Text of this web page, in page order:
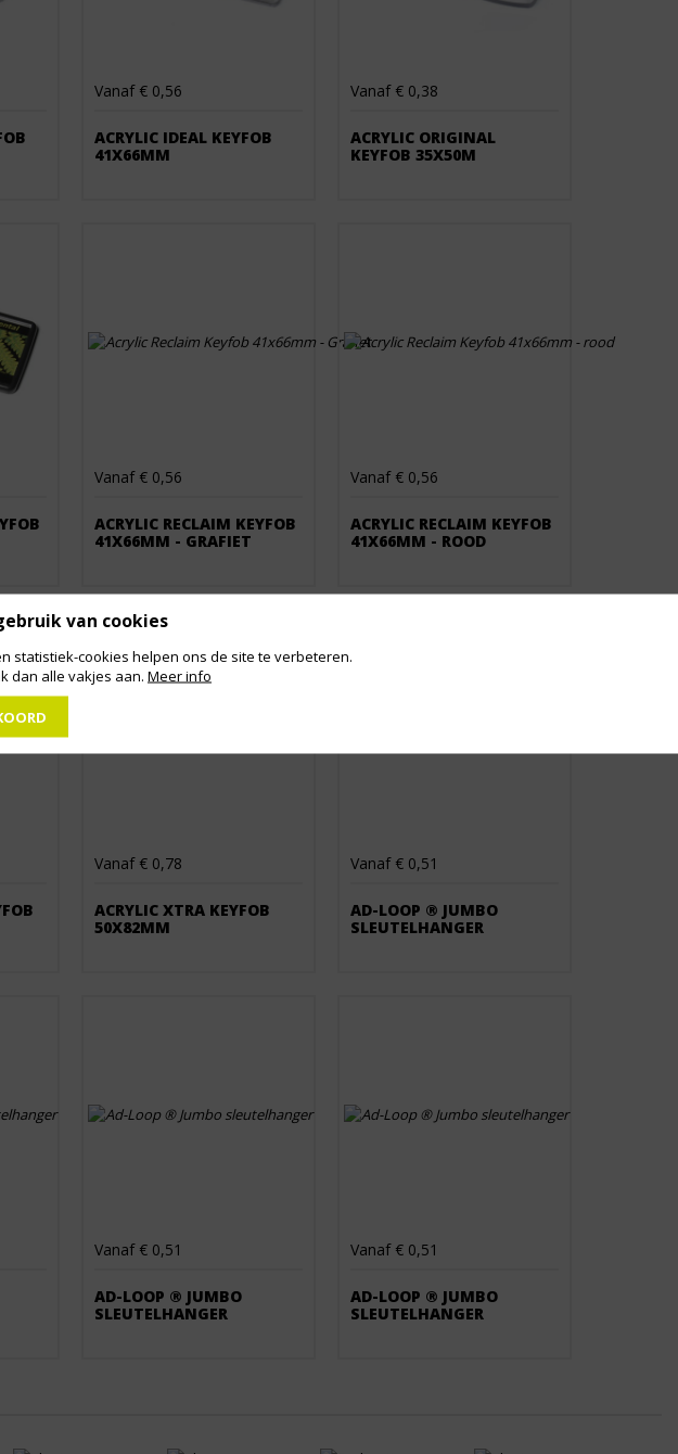
Vanaf € 0,56
ACRYLIC IDEAL KEYFOB
41X66MM
Vanaf € 0,38
ACRYLIC ORIGINAL
KEYFOB 35X50M
Vanaf € 0,56
ACRYLIC RECLAIM KEYFOB
41X66MM - GRAFIET
Vanaf € 0,56
ACRYLIC RECLAIM KEYFOB
41X66MM - ROOD
Vanaf € 0,78
ACRYLIC XTRA KEYFOB
50X82MM
Vanaf € 0,51
AD-LOOP ® JUMBO
SLEUTELHANGER
Vanaf € 0,51
AD-LOOP ® JUMBO
SLEUTELHANGER
Vanaf € 0,51
AD-LOOP ® JUMBO
SLEUTELHANGER
van cookies
statistiek-cookies helpen ons de site te verbeteren.
dan alle vakjes aan. Meer info